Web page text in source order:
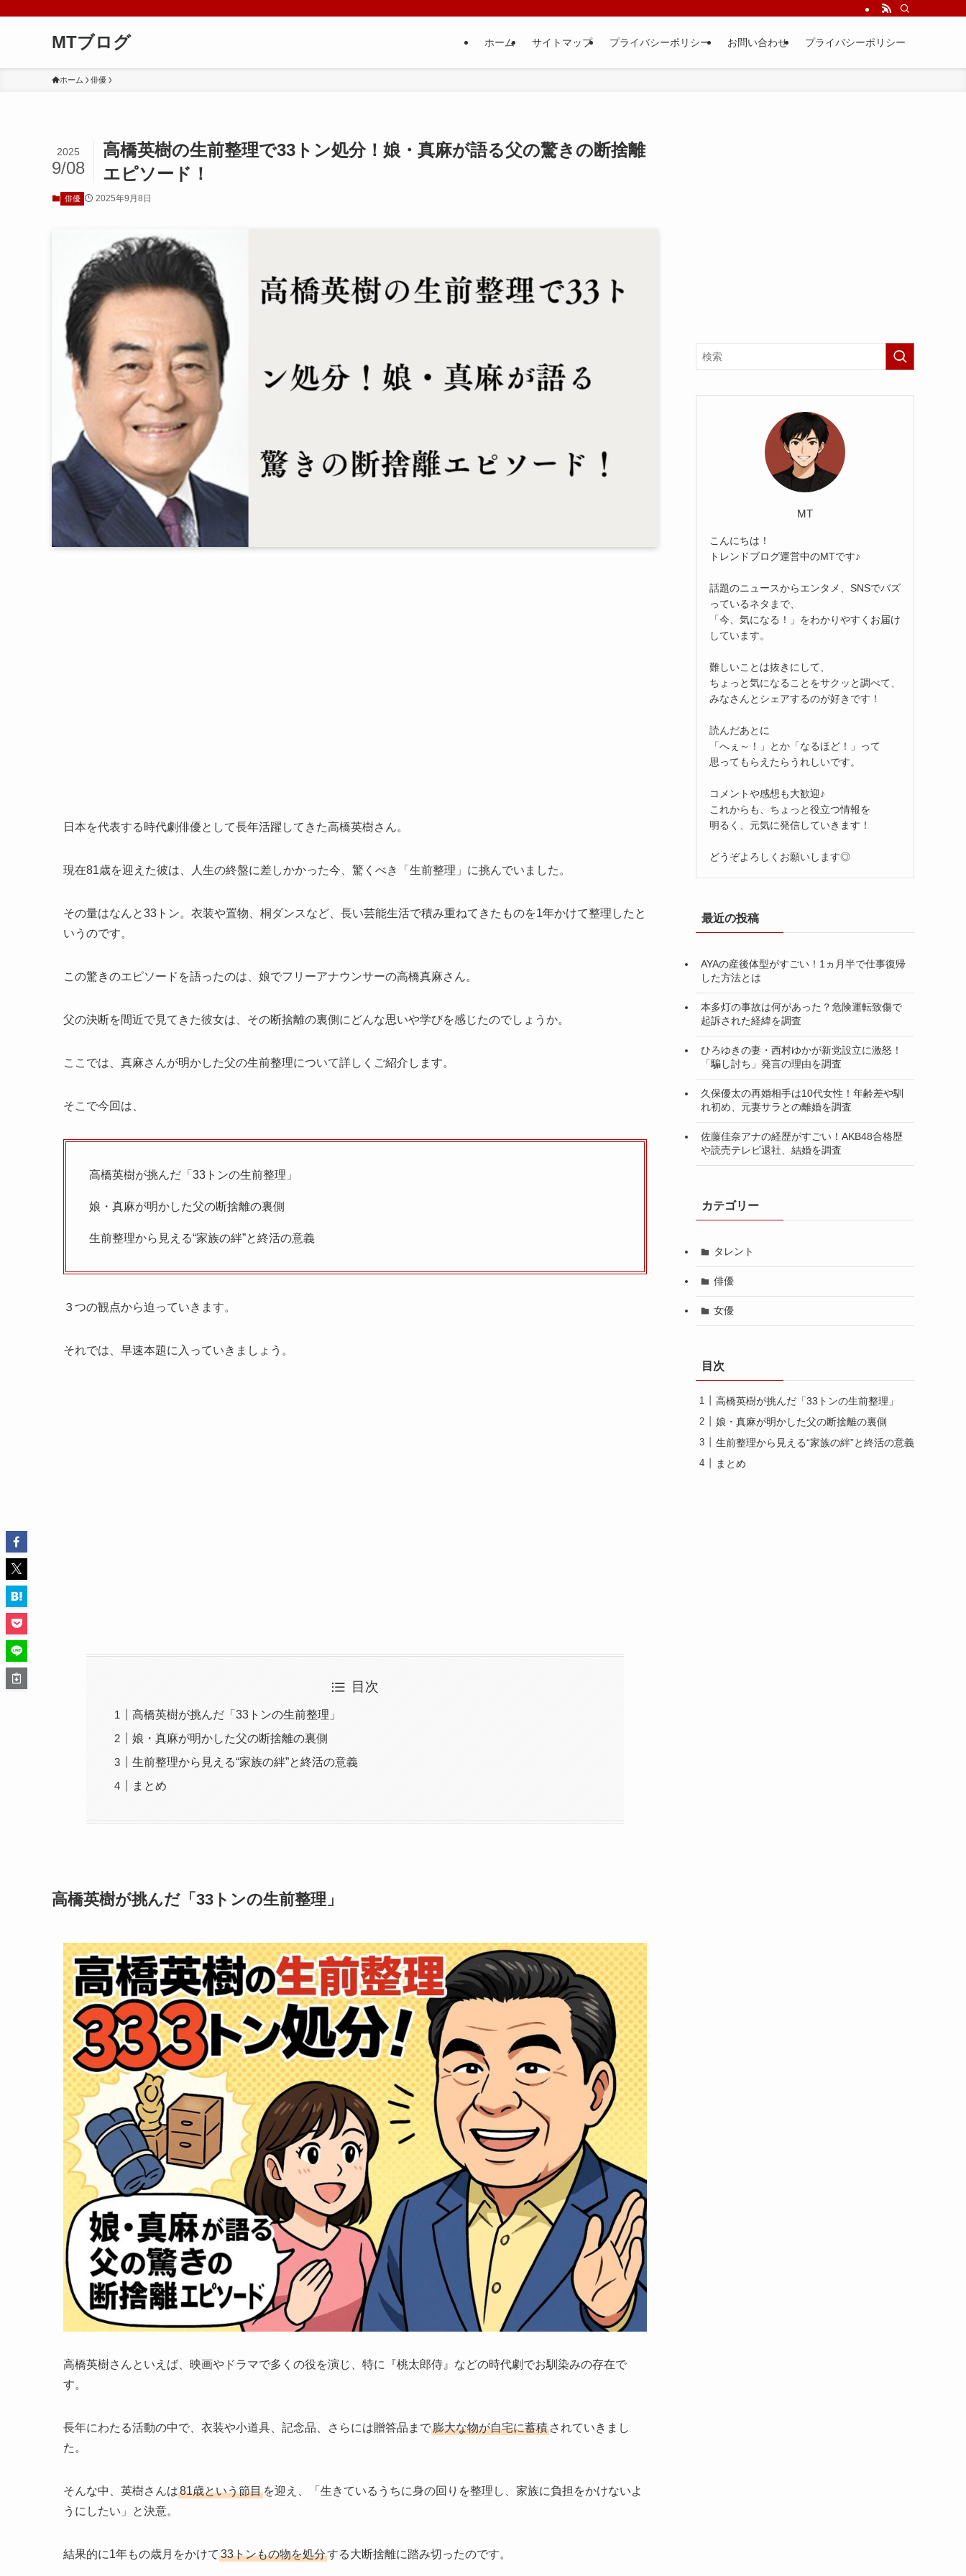
MTブログ ホーム サイトマップ プライバシーポリシー お問い合わせ プライバシーポリシー
ホーム 俳優
高橋英樹の生前整理で33トン処分！娘・真麻が語る父の驚きの断捨離
エピソード！
2025
9/08
俳優 2025年9月8日
日本を代表する時代劇俳優として長年活躍してきた高橋英樹さん。
現在81歳を迎えた彼は、人生の終盤に差しかかった今、驚くべき「生前整理」に挑んでいました。
その量はなんと33トン。衣装や置物、桐ダンスなど、長い芸能生活で積み重ねてきたものを1年かけて整理したと
いうのです。
この驚きのエピソードを語ったのは、娘でフリーアナウンサーの高橋真麻さん。
父の決断を間近で見てきた彼女は、その断捨離の裏側にどんな思いや学びを感じたのでしょうか。
ここでは、真麻さんが明かした父の生前整理について詳しくご紹介します。
そこで今回は、
高橋英樹が挑んだ「33トンの生前整理」
娘・真麻が明かした父の断捨離の裏側
生前整理から見える“家族の絆”と終活の意義
３つの観点から迫っていきます。
それでは、早速本題に入っていきましょう。
目次
高橋英樹が挑んだ「33トンの生前整理」
娘・真麻が明かした父の断捨離の裏側
生前整理から見える“家族の絆”と終活の意義
まとめ
高橋英樹が挑んだ「33トンの生前整理」
高橋英樹さんといえば、映画やドラマで多くの役を演じ、特に『桃太郎侍』などの時代劇でお馴染みの存在で
す。
長年にわたる活動の中で、衣装や小道具、記念品、さらには贈答品まで膨大な物が自宅に蓄積 されていきまし
た。
そんな中、英樹さんは81歳という節目 を迎え、「生きているうちに身の回りを整理し、家族に負担をかけないよ
うにしたい」と決意。
結果的に1年もの歳月をかけて 33トンもの物を処分する大断捨離に踏み切ったのです。
MT
こんにちは！
トレンドブログ運営中のMTです♪
話題のニュースからエンタメ、SNSでバズ
っているネタまで、
「今、気になる！」をわかりやすくお届け
しています。
難しいことは抜きにして、
ちょっと気になることをサクッと調べて、
みなさんとシェアするのが好きです！
読んだあとに
「へぇ～！」とか「なるほど！」って
思ってもらえたらうれしいです。
コメントや感想も大歓迎♪
これからも、ちょっと役立つ情報を
明るく、元気に発信していきます！
どうぞよろしくお願いします◎
最近の投稿
AYAの産後体型がすごい！1ヵ月半で仕事復帰
した方法とは
本多灯の事故は何があった？危険運転致傷で
起訴された経緯を調査
ひろゆきの妻・西村ゆかが新党設立に激怒！
「騙し討ち」発言の理由を調査
久保優太の再婚相手は10代女性！年齢差や馴
れ初め、元妻サラとの離婚を調査
佐藤佳奈アナの経歴がすごい！AKB48合格歴
や読売テレビ退社、結婚を調査
カテゴリー
タレント
俳優
女優
目次
高橋英樹が挑んだ「33トンの生前整理」
娘・真麻が明かした父の断捨離の裏側
生前整理から見える“家族の絆”と終活の意義
まとめ